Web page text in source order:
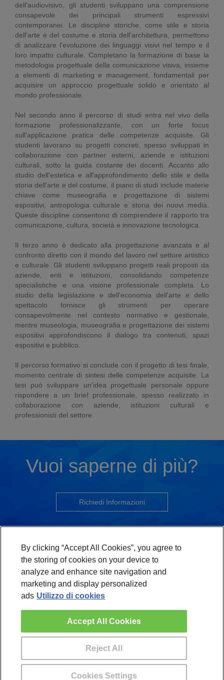
dell'audiovisivo, gli studenti sviluppano una comprensione
consapevole dei principali strumenti espressivi
contemporanei. Le discipline storiche, come stile e storia
dell'arte e del costume e storia dell'architettura, permettono
di analizzare l'evoluzione dei linguaggi visivi nel tempo e il
loro impatto culturale. Completano la formazione di base la
metodologia progettuale della comunicazione visiva, insieme
a elementi di marketing e management, fondamentali per
acquisire un approccio progettuale solido e orientato al
mondo professionale.
Nel secondo anno il percorso di studi entra nel vivo della
formazione professionalizzante, con un forte focus
sull'applicazione pratica delle competenze acquisite. Gli
studenti lavorano su progetti concreti, spesso sviluppati in
collaborazione con partner esterni, aziende e istituzioni
culturali, sotto la guida costante dei docenti. Accanto allo
studio dell'estetica e all'approfondimento dello stile e della
storia dell'arte e del costume, il piano di studi include materie
chiave come museografia e progettazione di sistemi
espositivi, antropologia culturale e storia dei nuovi media.
Queste discipline consentono di comprendere il rapporto tra
comunicazione, cultura, società e innovazione tecnologica.
Il terzo anno è dedicato alla progettazione avanzata e al
confronto diretto con il mondo del lavoro nel settore artistico
e culturale. Gli studenti sviluppano progetti reali proposti da
aziende, enti e istituzioni, consolidando competenze
specialistiche e una visione professionale completa. Lo
studio della legislazione e dell'economia dell'arte e dello
spettacolo fornisce gli strumenti per operare
consapevolmente nel contesto normativo e gestionale,
mentre museologia, museografia e progettazione dei sistemi
espositivi approfondiscono il dialogo tra contenuti, spazi
espositivi e pubblico.
Il percorso formativo si conclude con il progetto di tesi finale,
momento centrale di sintesi delle competenze acquisite. La
tesi può sviluppare un'idea progettuale personale oppure
rispondere a un brief professionale, spesso realizzato in
collaborazione con aziende, istituzioni culturali e
professionisti del settore.
Vuoi saperne di più?
Richiedi Informazioni
Formazione relazionata
In questo momento non sono disponibili programmi di formazione
Regole di utilizzo|Politica di protezione dei dati|Contattaci|Sono un
|Centri
By clicking “Accept All Cookies”, you agree to
the storing of cookies on your device to
analyze and enhance site navigation and
marketing and display personalized
ads Utilizzo di cookies
Cookies Settings
Reject All
Accept All Cookies